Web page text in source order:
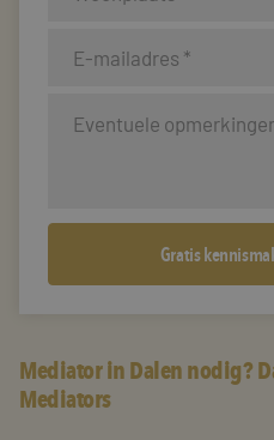
Mediator in Dalen nodig?
Mediators